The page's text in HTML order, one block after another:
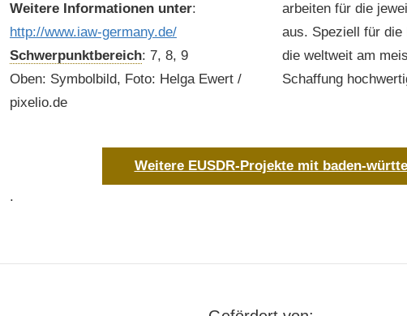
arbeiten für die
aus. Speziell für die
die weltweit am
Schaffung
Weitere Informationen unter:
http://www.iaw-germany.de/
Schwerpunktbereich: 7, 8, 9
Oben: Symbolbild, Foto: Helga Ewert /
pixelio.de
Weitere EUSDR-Projekte mit baden-
.
Moldawien